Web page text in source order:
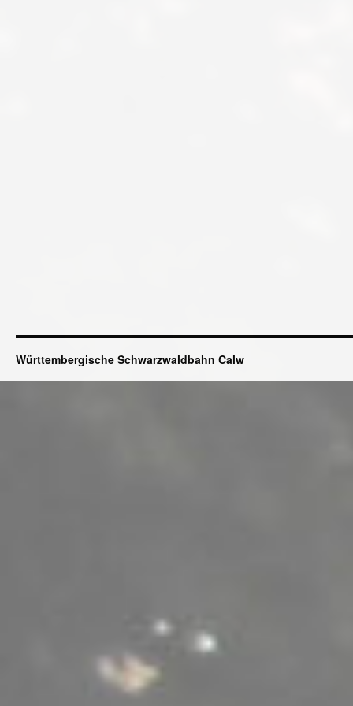
Württembergische Schwarzwaldbahn Calw